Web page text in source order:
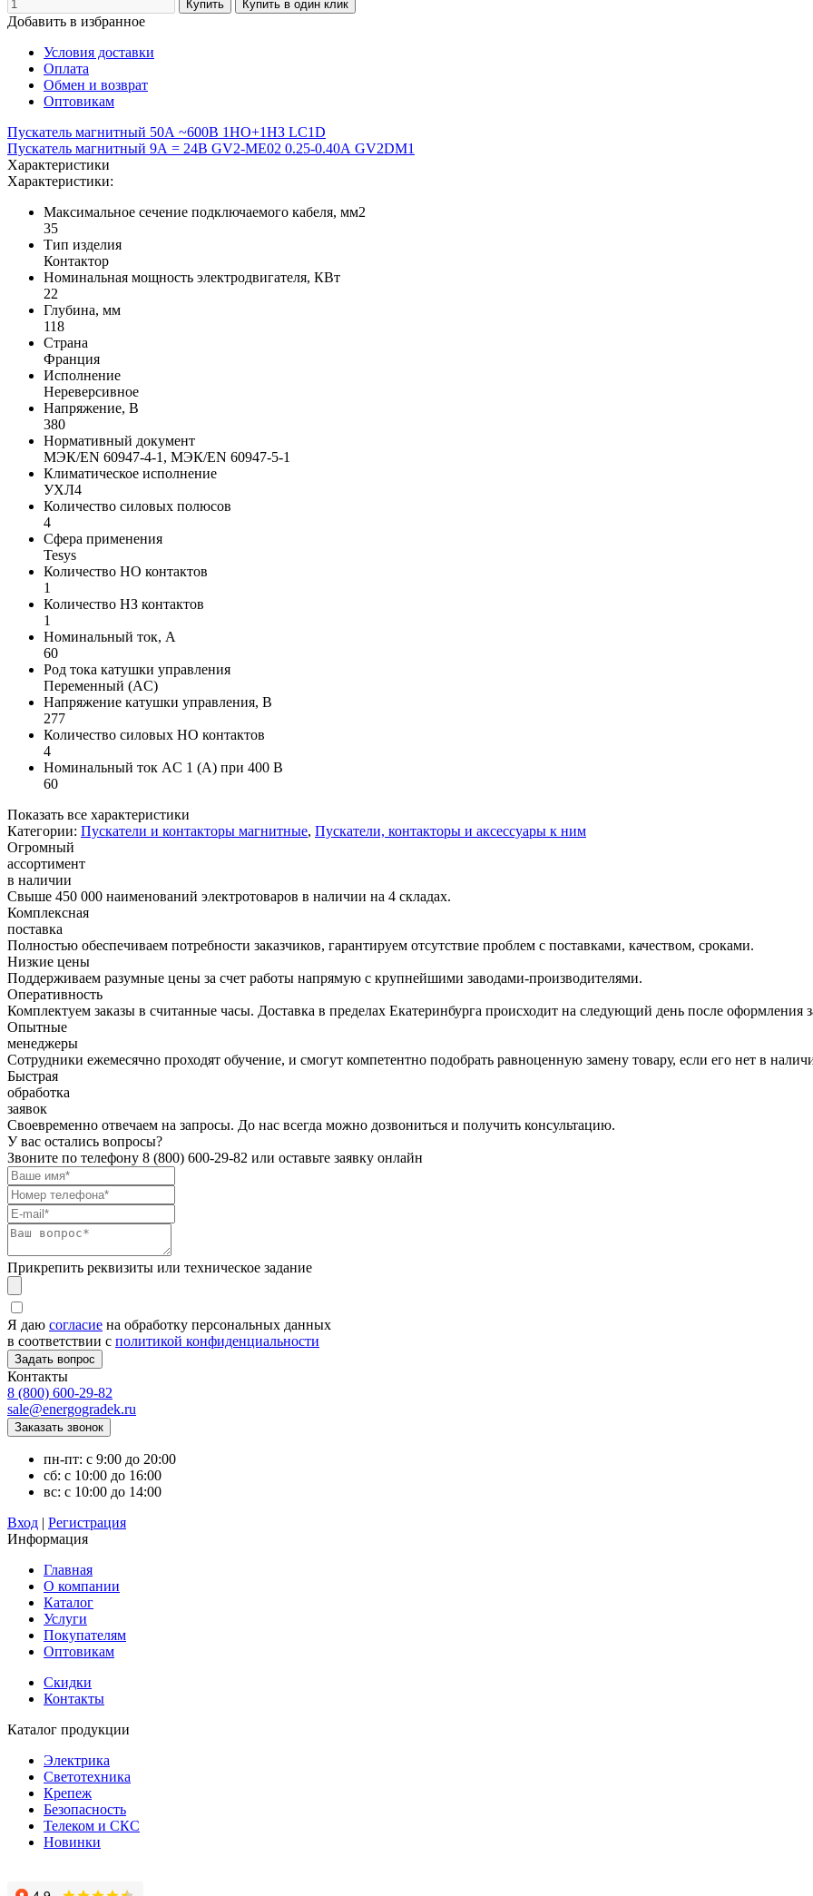
Добавить в избранное
Условия доставки
Оплата
Обмен и возврат
Оптовикам
Пускатель магнитный 50А ~600В 1НО+1НЗ LC1D
Пускатель магнитный 9А = 24B GV2-ME02 0.25-0.40А GV2DM1
Характеристики
Характеристики:
Максимальное сечение подключаемого кабеля, мм2
35
Тип изделия
Контактор
Номинальная мощность электродвигателя, КВт
22
Глубина, мм
118
Страна
Франция
Исполнение
Нереверсивное
Напряжение, В
380
Нормативный документ
МЭК/EN 60947-4-1, МЭК/EN 60947-5-1
Климатическое исполнение
УХЛ4
Количество силовых полюсов
4
Сфера применения
Tesys
Количество НО контактов
1
Количество НЗ контактов
1
Номинальный ток, А
60
Род тока катушки управления
Переменный (AC)
Напряжение катушки управления, В
277
Количество силовых НО контактов
4
Номинальный ток AC 1 (А) при 400 В
60
Показать все характеристики
Категории: Пускатели и контакторы магнитные, Пускатели, контакторы и аксессуары к ним
Огромный
ассортимент
в наличии
Свыше 450 000 наименований электротоваров в наличии на 4 складах.
Комплексная
поставка
Полностью обеспечиваем потребности заказчиков, гарантируем отсутствие проблем с поставками, качеством, сроками.
Низкие цены
Поддерживаем разумные цены за счет работы напрямую с крупнейшими заводами-производителями.
Оперативность
Комплектуем заказы в считанные часы. Доставка в пределах Екатеринбурга происходит на следующий день после оформления
Опытные
менеджеры
Сотрудники ежемесячно проходят обучение, и смогут компетентно подобрать равноценную замену товару, если его нет в
Быстрая
обработка
заявок
Своевременно отвечаем на запросы. До нас всегда можно дозвониться и получить консультацию.
У вас остались вопросы?
Звоните по телефону 8 (800) 600-29-82 или оставьте заявку онлайн
Прикрепить реквизиты или техническое задание
Я даю согласие на обработку персональных данных
в соответствии с политикой конфиденциальности
Контакты
8 (800) 600-29-82
sale@energogradek.ru
пн-пт: с 9:00 до 20:00
сб: с 10:00 до 16:00
вс: с 10:00 до 14:00
Вход | Регистрация
Информация
Главная
О компании
Каталог
Услуги
Покупателям
Оптовикам
Скидки
Контакты
Каталог продукции
Электрика
Светотехника
Крепеж
Безопасность
Телеком и СКС
Новинки